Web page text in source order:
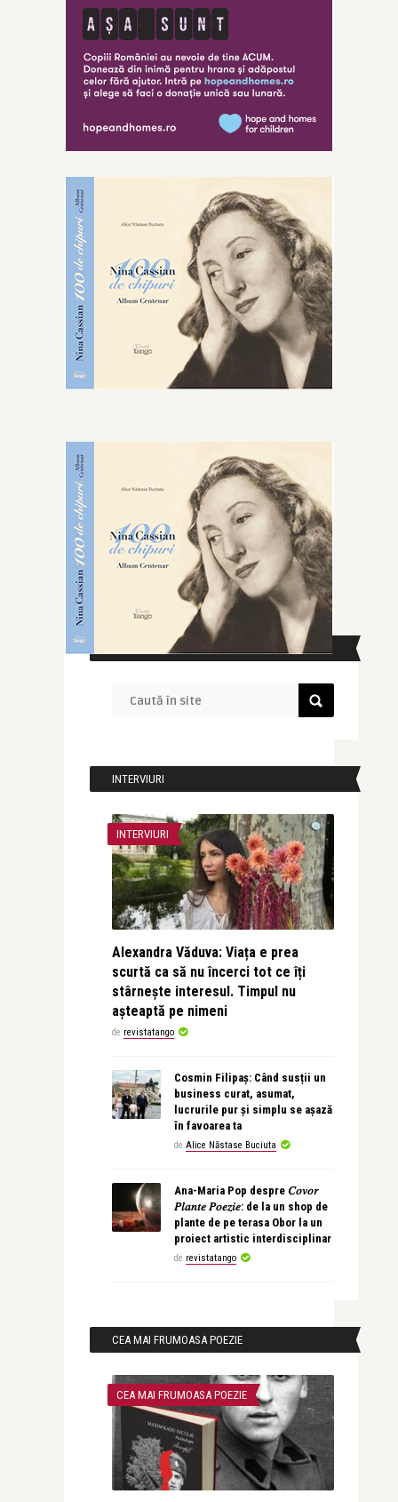
CAUTĂ ÎN SITE
INTERVIURI
INTERVIURI
Alexandra Văduva: Viața e prea
scurtă ca să nu încerci tot ce îți
stârnește interesul. Timpul nu
așteaptă pe nimeni
de revistatango
Cosmin Filipaș: Când susții un
business curat, asumat,
lucrurile pur și simplu se așază
în favoarea ta
de Alice Năstase Buciuta
Ana-Maria Pop despre 𝐶𝑜𝑣𝑜𝑟
𝑃𝑙𝑎𝑛𝑡𝑒 𝑃𝑜𝑒𝑧𝑖𝑒: de la un shop de
plante de pe terasa Obor la un
proiect artistic interdisciplinar
de revistatango
CEA MAI FRUMOASA POEZIE
CEA MAI FRUMOASA POEZIE